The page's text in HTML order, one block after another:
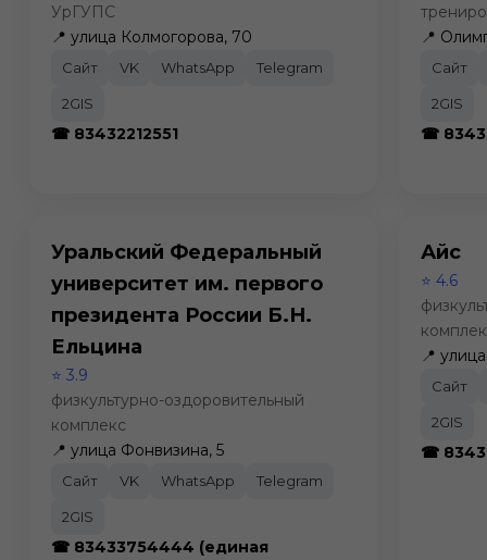
УрГУПС
📍 улица Колмогорова, 70
Сайт VK WhatsApp Telegram
2GIS
☎ 83432212551
📍
Сайт
2GIS
☎
Уральский Федеральный
университет им. первого
президента России Б.Н.
Ельцина
⭐ 3.9
физкультурно-оздоровительный
комплекс
📍 улица Фонвизина, 5
Сайт VK WhatsApp Telegram
2GIS
☎ 83433754444 (единая
Айс
⭐ 4.6
📍
Сайт
2GIS
☎